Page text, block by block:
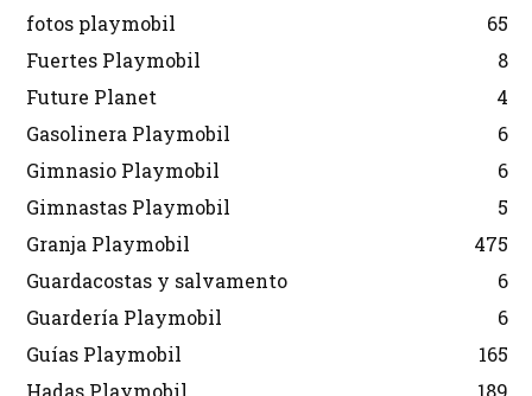
fotos playmobil
65
Fuertes Playmobil
8
Future Planet
4
Gasolinera Playmobil
6
Gimnasio Playmobil
6
Gimnastas Playmobil
5
Granja Playmobil
475
Guardacostas y salvamento
6
Guardería Playmobil
6
Guías Playmobil
165
Hadas Playmobil
189